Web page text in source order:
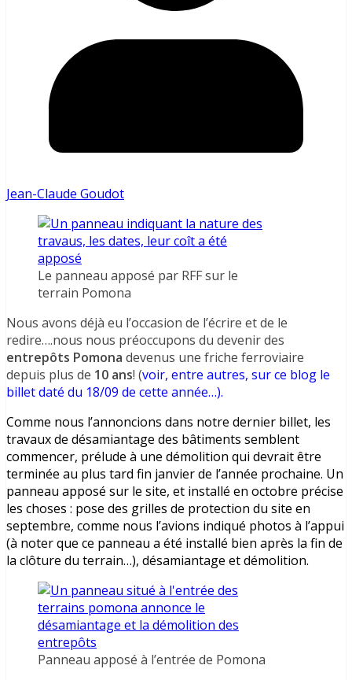
Jean-Claude Goudot
Le panneau apposé par RFF sur le
terrain Pomona
Nous avons déjà eu l’occasion de l’écrire et de le
redire….nous nous préoccupons du devenir des
entrepôts Pomona devenus une friche ferroviaire
depuis plus de 10 ans! (voir, entre autres, sur ce blog le
billet daté du 18/09 de cette année…).
Comme nous l’annoncions dans notre dernier billet, les
travaux de désamiantage des bâtiments semblent
commencer, prélude à une démolition qui devrait être
terminée au plus tard fin janvier de l’année prochaine. Un
panneau apposé sur le site, et installé en octobre précise
les choses : pose des grilles de protection du site en
septembre, comme nous l’avions indiqué photos à l’appui
(à noter que ce panneau a été installé bien après la fin de
la clôture du terrain…), désamiantage et démolition.
Panneau apposé à l’entrée de Pomona